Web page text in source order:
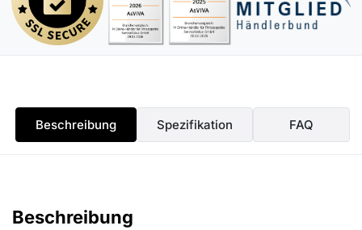
Beschreibung Spezifikation FAQ
Beschreibung